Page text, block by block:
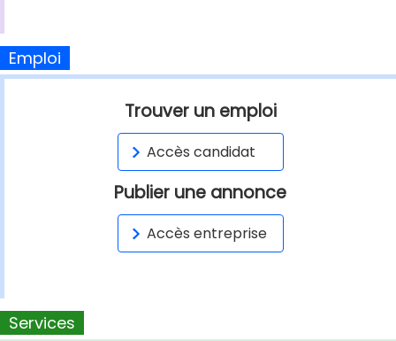
Emploi
Trouver un emploi
Accès candidat
Publier une annonce
Accès entreprise
Services